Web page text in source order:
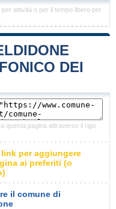
attività o per il tempo libero per
DEI
questa pagina attraverso il rigo
per aggiungere
ai preferiti (o
il comune di